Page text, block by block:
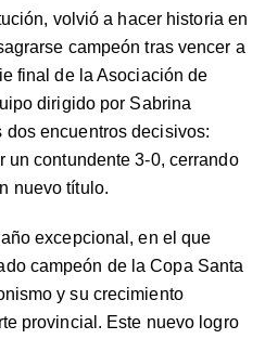
volvió a hacer historia en
campeón tras vencer a
final de la Asociación de
dirigido por Sabrina
encuentros decisivos:
un contundente 3-0, cerrando
nuevo título.
excepcional, en el que
campeón de la Copa Santa
y su crecimiento
provincial. Este nuevo logro